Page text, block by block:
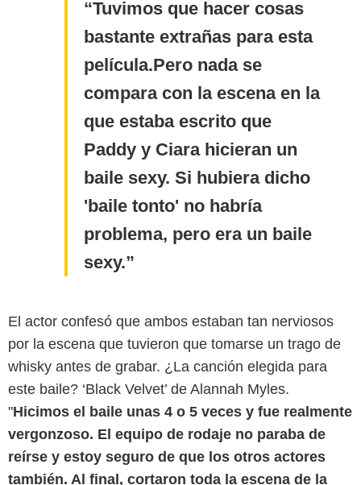
Tuvimos que hacer cosas
bastante extrañas para esta
película.Pero nada se
compara con la escena en la
que estaba escrito que
Paddy y Ciara hicieran un
baile sexy. Si hubiera dicho
'baile tonto' no habría
problema, pero era un baile
sexy.
El actor confesó que ambos estaban tan nerviosos
por la escena que tuvieron que tomarse un trago de
whisky antes de grabar. ¿La canción elegida para
este baile? ‘Black Velvet’ de Alannah Myles.
"Hicimos el baile unas 4 o 5 veces y fue realmente
vergonzoso. El equipo de rodaje no paraba de
reírse y estoy seguro de que los otros actores
también. Al final, cortaron toda la escena de la